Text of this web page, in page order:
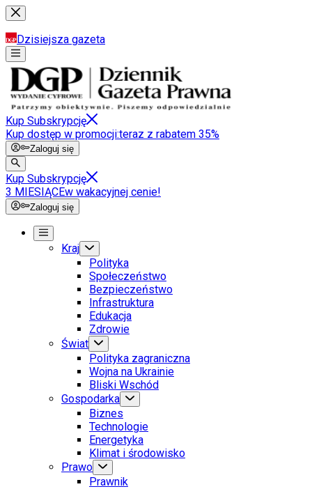
Dzisiejsza gazeta
Kup Subskrypcję
Kup dostęp w promocji:teraz z rabatem 35%
Zaloguj się
Kup Subskrypcję
3 MIESIĄCEw wakacyjnej cenie!
Zaloguj się
Kraj
Polityka
Społeczeństwo
Bezpieczeństwo
Infrastruktura
Edukacja
Zdrowie
Świat
Polityka zagraniczna
Wojna na Ukrainie
Bliski Wschód
Gospodarka
Biznes
Technologie
Energetyka
Klimat i środowisko
Prawo
Prawnik